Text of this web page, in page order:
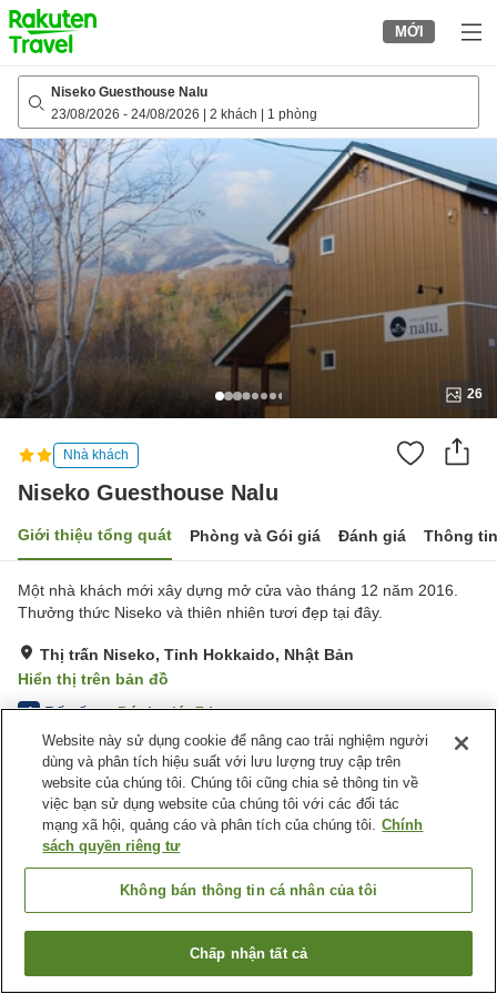
to
top
page
MỚI
Niseko Guesthouse Nalu
23/08/2026 - 24/08/2026 2 khách 1 phòng
26
Nhà khách
Niseko Guesthouse Nalu
Giới thiệu tổng quát Phòng và Gói giá Đánh giá Thông
Một nhà khách mới xây dựng mở cửa vào tháng 12 năm 2016.
Thưởng thức Niseko và thiên nhiên tươi đẹp tại đây.
Thị trấn Niseko, Tỉnh Hokkaido, Nhật Bản
Hiển thị trên bản đồ
4 Rất tốt Đánh giá:7lượt
Tiện nghi chỗ nghỉ
Bãi đỗ xe
Trang chủ Nhật Bản Tỉnh Hokkaido
Thị trấn Niseko
Niseko Guesthouse Nalu
Tìm phòng trống
Website này sử dụng cookie để nâng cao trải nghiệm người
dùng và phân tích hiệu suất với lưu lượng truy cập trên
website của chúng tôi. Chúng tôi cũng chia sẻ thông tin về
việc bạn sử dụng website của chúng tôi với các đối tác
mạng xã hội, quảng cáo và phân tích của chúng tôi. Chính
sách quyền riêng tư
Không bán thông tin cá nhân của tôi
Chấp nhận tất cả